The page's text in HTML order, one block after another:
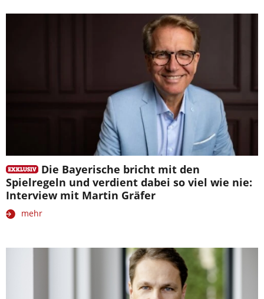
Die Bayerische bricht mit den
Spielregeln und verdient dabei so viel wie nie:
Interview mit Martin Gräfer
mehr